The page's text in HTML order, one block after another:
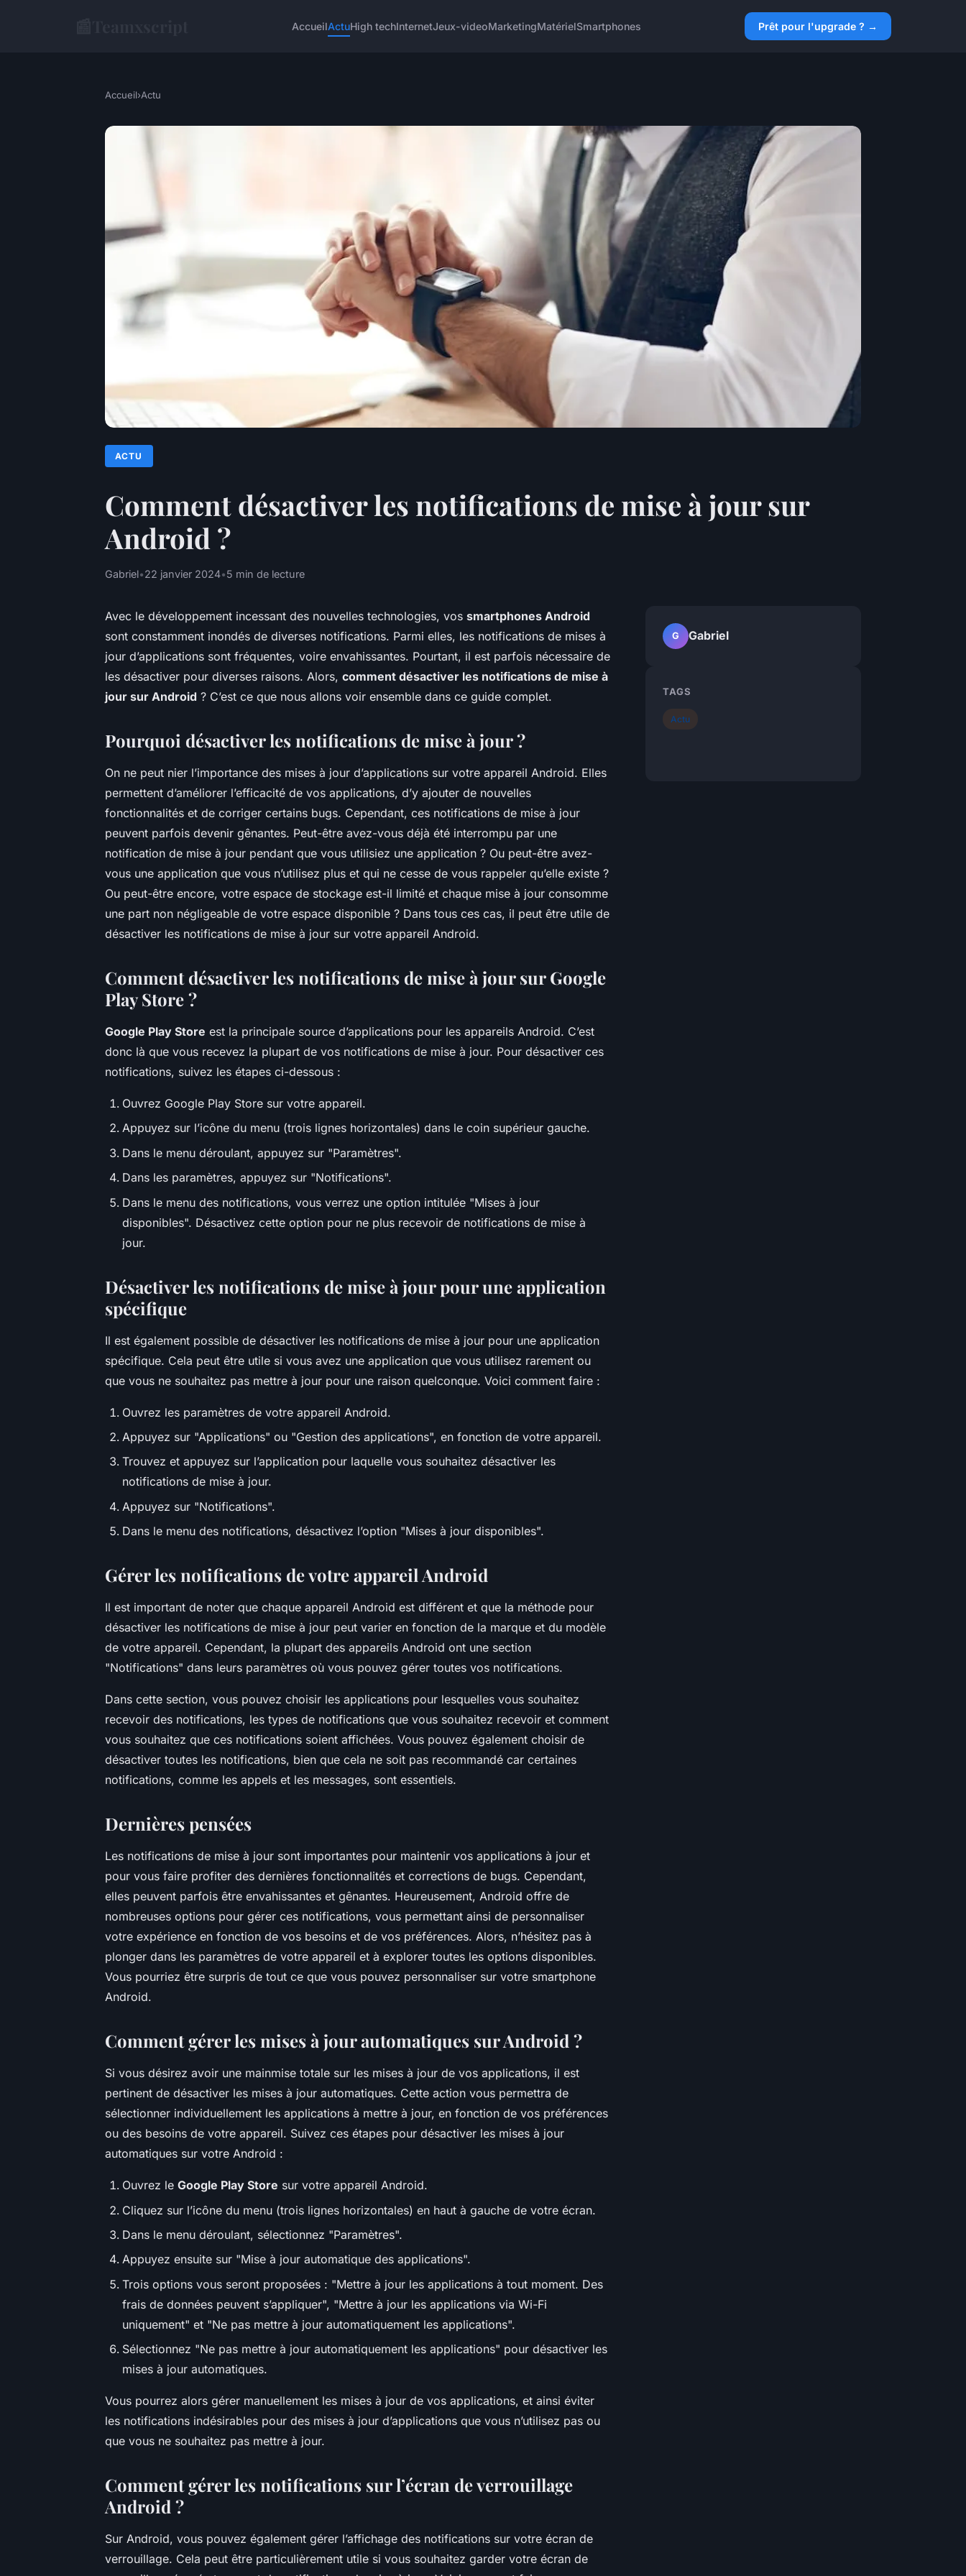
AccueilActuHigh techInternetJeux-videoMarketingMatérielSmartphones Prêt pour l'upgrade ? →
Accueil›Actu
ACTU
Comment désactiver les notifications de mise à jour sur
Android ?
Gabriel•22 janvier 2024•5 min de lecture
Avec le développement incessant des nouvelles technologies, vos smartphones Android
sont constamment inondés de diverses notifications. Parmi elles, les notifications de mises à
jour d’applications sont fréquentes, voire envahissantes. Pourtant, il est parfois nécessaire de
les désactiver pour diverses raisons. Alors, comment désactiver les notifications de mise à
jour sur Android ? C’est ce que nous allons voir ensemble dans ce guide complet.
Pourquoi désactiver les notifications de mise à jour ?
On ne peut nier l’importance des mises à jour d’applications sur votre appareil Android. Elles
permettent d’améliorer l’efficacité de vos applications, d’y ajouter de nouvelles
fonctionnalités et de corriger certains bugs. Cependant, ces notifications de mise à jour
peuvent parfois devenir gênantes. Peut-être avez-vous déjà été interrompu par une
notification de mise à jour pendant que vous utilisiez une application ? Ou peut-être avez-
vous une application que vous n’utilisez plus et qui ne cesse de vous rappeler qu’elle existe ?
Ou peut-être encore, votre espace de stockage est-il limité et chaque mise à jour consomme
une part non négligeable de votre espace disponible ? Dans tous ces cas, il peut être utile de
désactiver les notifications de mise à jour sur votre appareil Android.
Comment désactiver les notifications de mise à jour sur Google
Play Store ?
Google Play Store est la principale source d’applications pour les appareils Android. C’est
donc là que vous recevez la plupart de vos notifications de mise à jour. Pour désactiver ces
notifications, suivez les étapes ci-dessous :
Ouvrez Google Play Store sur votre appareil.
Appuyez sur l’icône du menu (trois lignes horizontales) dans le coin supérieur gauche.
Dans le menu déroulant, appuyez sur "Paramètres".
Dans les paramètres, appuyez sur "Notifications".
Dans le menu des notifications, vous verrez une option intitulée "Mises à jour
disponibles". Désactivez cette option pour ne plus recevoir de notifications de mise à
jour.
Désactiver les notifications de mise à jour pour une application
spécifique
Il est également possible de désactiver les notifications de mise à jour pour une application
spécifique. Cela peut être utile si vous avez une application que vous utilisez rarement ou
que vous ne souhaitez pas mettre à jour pour une raison quelconque. Voici comment faire :
Ouvrez les paramètres de votre appareil Android.
Appuyez sur "Applications" ou "Gestion des applications", en fonction de votre appareil.
Trouvez et appuyez sur l’application pour laquelle vous souhaitez désactiver les
notifications de mise à jour.
Appuyez sur "Notifications".
Dans le menu des notifications, désactivez l’option "Mises à jour disponibles".
Gérer les notifications de votre appareil Android
Il est important de noter que chaque appareil Android est différent et que la méthode pour
désactiver les notifications de mise à jour peut varier en fonction de la marque et du modèle
de votre appareil. Cependant, la plupart des appareils Android ont une section
"Notifications" dans leurs paramètres où vous pouvez gérer toutes vos notifications.
Dans cette section, vous pouvez choisir les applications pour lesquelles vous souhaitez
recevoir des notifications, les types de notifications que vous souhaitez recevoir et comment
vous souhaitez que ces notifications soient affichées. Vous pouvez également choisir de
désactiver toutes les notifications, bien que cela ne soit pas recommandé car certaines
notifications, comme les appels et les messages, sont essentiels.
Dernières pensées
Les notifications de mise à jour sont importantes pour maintenir vos applications à jour et
pour vous faire profiter des dernières fonctionnalités et corrections de bugs. Cependant,
elles peuvent parfois être envahissantes et gênantes. Heureusement, Android offre de
nombreuses options pour gérer ces notifications, vous permettant ainsi de personnaliser
votre expérience en fonction de vos besoins et de vos préférences. Alors, n’hésitez pas à
plonger dans les paramètres de votre appareil et à explorer toutes les options disponibles.
Vous pourriez être surpris de tout ce que vous pouvez personnaliser sur votre smartphone
Android.
Comment gérer les mises à jour automatiques sur Android ?
Si vous désirez avoir une mainmise totale sur les mises à jour de vos applications, il est
pertinent de désactiver les mises à jour automatiques. Cette action vous permettra de
sélectionner individuellement les applications à mettre à jour, en fonction de vos préférences
ou des besoins de votre appareil. Suivez ces étapes pour désactiver les mises à jour
automatiques sur votre Android :
Ouvrez le Google Play Store sur votre appareil Android.
Cliquez sur l’icône du menu (trois lignes horizontales) en haut à gauche de votre écran.
Dans le menu déroulant, sélectionnez "Paramètres".
Appuyez ensuite sur "Mise à jour automatique des applications".
Trois options vous seront proposées : "Mettre à jour les applications à tout moment. Des
frais de données peuvent s’appliquer", "Mettre à jour les applications via Wi-Fi
uniquement" et "Ne pas mettre à jour automatiquement les applications".
Sélectionnez "Ne pas mettre à jour automatiquement les applications" pour désactiver les
mises à jour automatiques.
Vous pourrez alors gérer manuellement les mises à jour de vos applications, et ainsi éviter
les notifications indésirables pour des mises à jour d’applications que vous n’utilisez pas ou
que vous ne souhaitez pas mettre à jour.
Comment gérer les notifications sur l’écran de verrouillage
Android ?
Sur Android, vous pouvez également gérer l’affichage des notifications sur votre écran de
verrouillage. Cela peut être particulièrement utile si vous souhaitez garder votre écran de
G Gabriel
TAGS
Actu